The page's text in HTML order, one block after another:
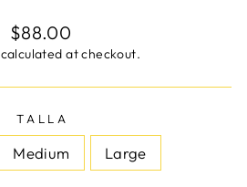
Regular
price
$88.00
calculated at checkout.
TALLA
Medium Large